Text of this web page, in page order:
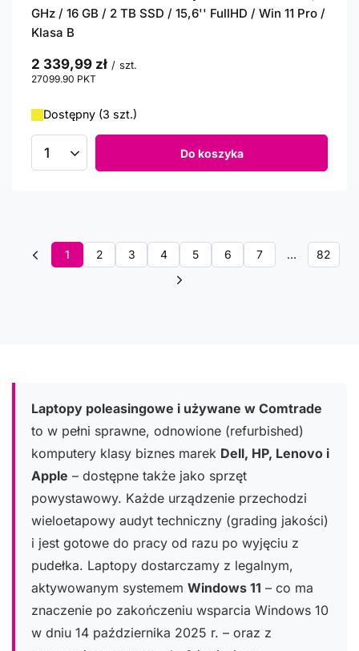
GHz / 16 GB / 2 TB SSD / 15,6'' FullHD / Win 11 Pro /
Klasa B
2 339,99 zł / szt.
27099.90 PKT
Dostępny (3 szt.)
Ilość produktów Do koszyka
1 2 3 4 5 6 7 ... 82
Laptopy poleasingowe i używane w Comtrade
to w pełni sprawne, odnowione (refurbished)
komputery klasy biznes marek Dell, HP, Lenovo i
Apple – dostępne także jako sprzęt
powystawowy. Każde urządzenie przechodzi
wieloetapowy audyt techniczny (grading jakości)
i jest gotowe do pracy od razu po wyjęciu z
pudełka. Laptopy dostarczamy z legalnym,
aktywowanym systemem Windows 11 – co ma
znaczenie po zakończeniu wsparcia Windows 10
w dniu 14 października 2025 r. – oraz z